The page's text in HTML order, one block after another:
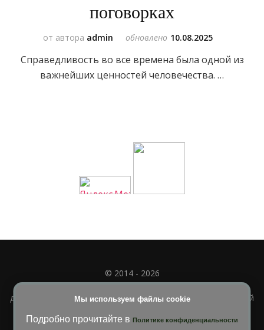
поговорках
от автора admin обновлено 10.08.2025
Справедливость во все времена была одной из
важнейших ценностей человечества. …
Мы используем файлы cookie
Подробно прочитайте в Политике конфиденциальности
© 2014 - 2026
Полное или частичное использование материала
допускается только при наличии активной и индексируемой